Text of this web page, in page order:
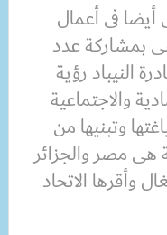
فى أعمال
بمشاركة عدد
النيباد رؤية
والاجتماعية
وتبنيها من
مصر والجزائر
‏وأقرها الاتحاد